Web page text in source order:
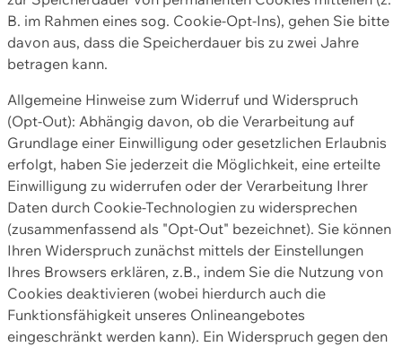
B. im Rahmen eines sog. Cookie-Opt-Ins), gehen Sie bitte
davon aus, dass die Speicherdauer bis zu zwei Jahre
betragen kann.
Allgemeine Hinweise zum Widerruf und Widerspruch
(Opt-Out): Abhängig davon, ob die Verarbeitung auf
Grundlage einer Einwilligung oder gesetzlichen Erlaubnis
erfolgt, haben Sie jederzeit die Möglichkeit, eine erteilte
Einwilligung zu widerrufen oder der Verarbeitung Ihrer
Daten durch Cookie-Technologien zu widersprechen
(zusammenfassend als "Opt-Out" bezeichnet). Sie können
Ihren Widerspruch zunächst mittels der Einstellungen
Ihres Browsers erklären, z.B., indem Sie die Nutzung von
Cookies deaktivieren (wobei hierdurch auch die
Funktionsfähigkeit unseres Onlineangebotes
eingeschränkt werden kann). Ein Widerspruch gegen den